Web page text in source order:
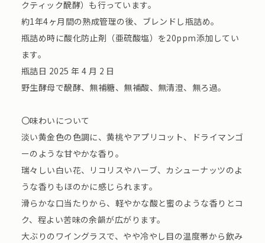
クティック醗酵）も行っています。
約1年4ヶ月間の熟成管理の後、ブレンドし瓶詰め。
瓶詰め時に酸化防止剤（亜硫酸塩）を20ppm添加してい
ます。
瓶詰日 2025 年 4 月 2 日
野生酵母で醗酵、無補糖、無補酸、無清澄、無ろ過。
〇味わいについて
淡い黄金色の色調に、黄桃やアプリコット、ドライマンゴ
ーのような甘やかな香り。
瑞々しい白い花、リコリスやハーブ、カシューナッツのよ
うな香りもほのかに感じられます。
滑らかな口当たりから、軽やかな酸と蜜のような香りとコ
ク、程よい苦味の余韻が広がります。
大ぶりのワイングラスで、やや冷やし目の温度帯から飲み